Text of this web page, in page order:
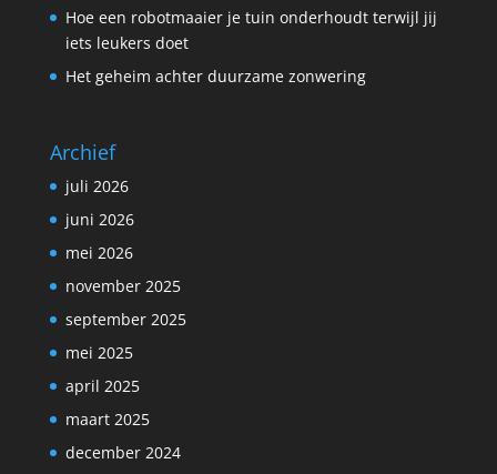
Hoe een robotmaaier je tuin onderhoudt terwijl jij
iets leukers doet
Het geheim achter duurzame zonwering
Archief
juli 2026
juni 2026
mei 2026
november 2025
september 2025
mei 2025
april 2025
maart 2025
december 2024